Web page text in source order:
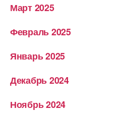
Март 2025
Февраль 2025
Январь 2025
Декабрь 2024
Ноябрь 2024